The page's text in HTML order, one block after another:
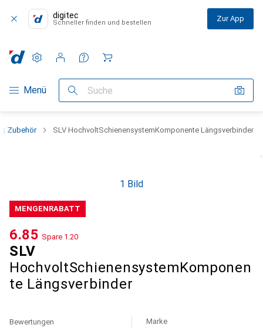
digitec
Schneller finden und bestellen Zur App
Navigation nach Kategorien
Menü Suche
Einstellungen
Kundenkonto
Vergleichslisten
Merklisten
Warenkorb
Zubehör SLV HochvoltSchienensystemKomponente Längsverbinder
1 Bild
MENGENRABATT
SLV
HochvoltSchienensystemKomponen
te Längsverbinder
CHF
6.85 Spare CHF
1.20
Bewertungen Marke